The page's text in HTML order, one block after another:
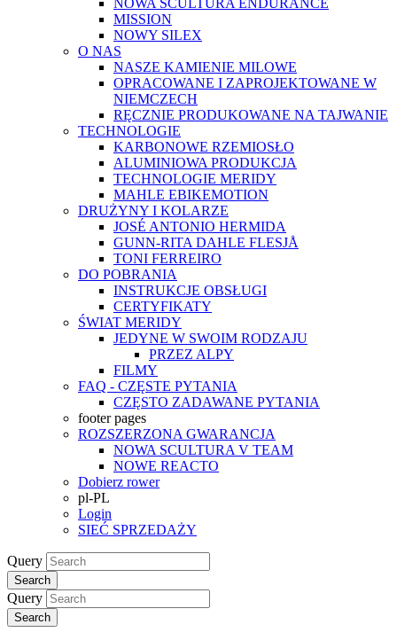
NOWA SCULTURA ENDURANCE
MISSION
NOWY SILEX
O NAS
NASZE KAMIENIE MILOWE
OPRACOWANE I ZAPROJEKTOWANE W
NIEMCZECH
RĘCZNIE PRODUKOWANE NA TAJWANIE
TECHNOLOGIE
KARBONOWE RZEMIOSŁO
ALUMINIOWA PRODUKCJA
TECHNOLOGIE MERIDY
MAHLE EBIKEMOTION
DRUŻYNY I KOLARZE
JOSÉ ANTONIO HERMIDA
GUNN-RITA DAHLE FLESJÅ
TONI FERREIRO
DO POBRANIA
INSTRUKCJE OBSŁUGI
CERTYFIKATY
ŚWIAT MERIDY
JEDYNE W SWOIM RODZAJU
PRZEZ ALPY
FILMY
FAQ - CZĘSTE PYTANIA
CZĘSTO ZADAWANE PYTANIA
footer pages
ROZSZERZONA GWARANCJA
NOWA SCULTURA V TEAM
NOWE REACTO
Dobierz rower
pl-PL
Login
SIEĆ SPRZEDAŻY
Query
Search
Query
Search